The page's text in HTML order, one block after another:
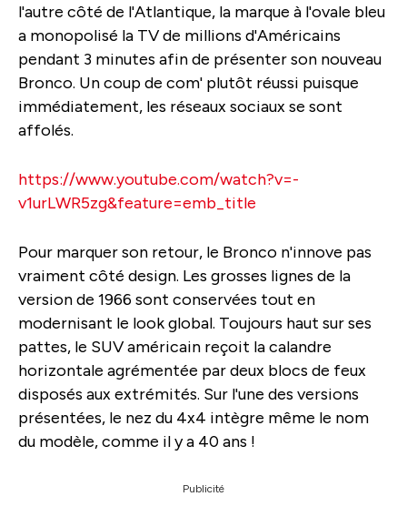
l'autre côté de l'Atlantique, la marque à l'ovale bleu
a monopolisé la TV de millions d'Américains
pendant 3 minutes afin de présenter son nouveau
Bronco. Un coup de com' plutôt réussi puisque
immédiatement, les réseaux sociaux se sont
affolés.
https://www.youtube.com/watch?v=-
v1urLWR5zg&feature=emb_title
Pour marquer son retour, le Bronco n'innove pas
vraiment côté design. Les grosses lignes de la
version de 1966 sont conservées tout en
modernisant le look global. Toujours haut sur ses
pattes, le SUV américain reçoit la calandre
horizontale agrémentée par deux blocs de feux
disposés aux extrémités. Sur l'une des versions
présentées, le nez du 4x4 intègre même le nom
du modèle, comme il y a 40 ans !
Publicité